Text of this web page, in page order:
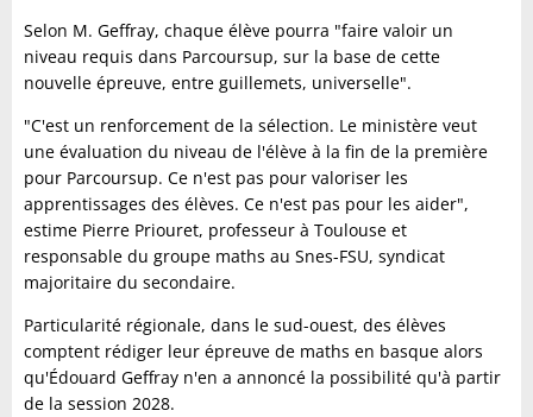
Selon M. Geffray, chaque élève pourra "faire valoir un
niveau requis dans Parcoursup, sur la base de cette
nouvelle épreuve, entre guillemets, universelle".
"C'est un renforcement de la sélection. Le ministère veut
une évaluation du niveau de l'élève à la fin de la première
pour Parcoursup. Ce n'est pas pour valoriser les
apprentissages des élèves. Ce n'est pas pour les aider",
estime Pierre Priouret, professeur à Toulouse et
responsable du groupe maths au Snes-FSU, syndicat
majoritaire du secondaire.
Particularité régionale, dans le sud-ouest, des élèves
comptent rédiger leur épreuve de maths en basque alors
qu'Édouard Geffray n'en a annoncé la possibilité qu'à partir
de la session 2028.